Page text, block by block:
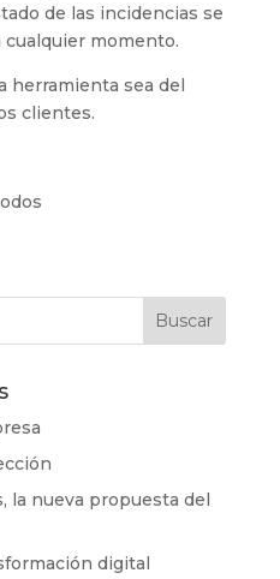
de las incidencias se
momento.
herramienta sea del
clientes.
la nueva propuesta del
digital